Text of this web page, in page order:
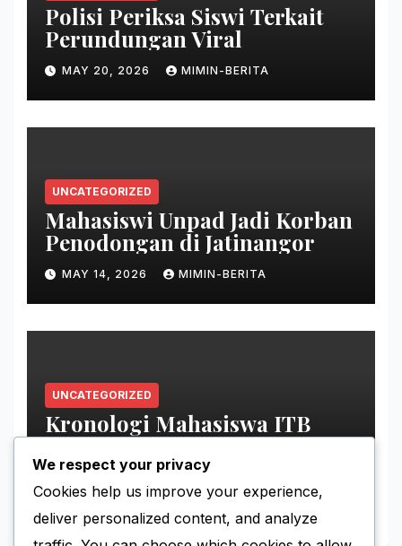
Polisi Periksa Siswi Terkait
Perundungan Viral
MAY 20, 2026 MIMIN-BERITA
UNCATEGORIZED
Mahasiswi Unpad Jadi Korban
Penodongan di Jatinangor
MAY 14, 2026 MIMIN-BERITA
UNCATEGORIZED
Kronologi Mahasiswa ITB
Hilang di Gunung Puntang
We respect your privacy
Cookies help us improve your experience,
deliver personalized content, and analyze